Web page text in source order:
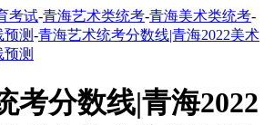
考试-青海艺术类统考-青海美术类统考-
测-青海艺术统考分数线|青海2022美术
测
考分数线|青海2022